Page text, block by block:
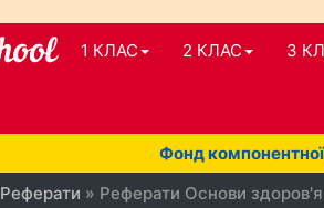
1 КЛАС 2 КЛАС 3
Фонд
Реферати » Реферати Основи здоров'я